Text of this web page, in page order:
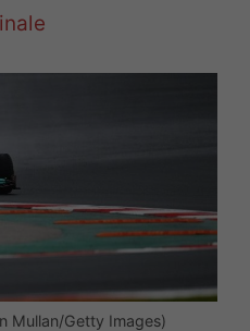
Mullan/Getty Images)